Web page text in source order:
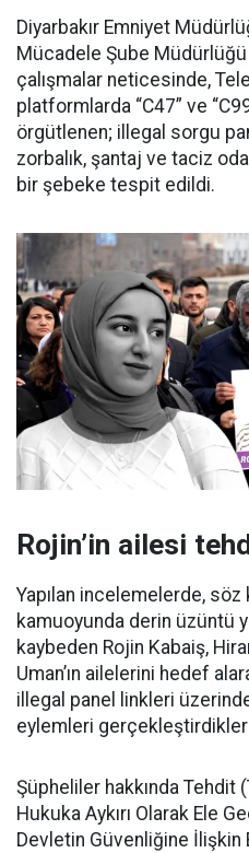
Diyarbakır Emniyet
Mücadele Şube
çalışmalar neticesinde,
platformlarda “C47” ve
örgütlenen; illegal sorgu
zorbalık, şantaj ve taciz
bir şebeke tespit edildi.
Rojin’in ailesi
Yapılan incelemelerde,
kamuoyunda derin üzüntü
kaybeden Rojin Kabaiş,
Uman’ın ailelerini hedef
illegal panel linkleri
eylemleri
Şüpheliler hakkında Tehdit
Hukuka Aykırı Olarak Ele
Devletin Güvenliğine